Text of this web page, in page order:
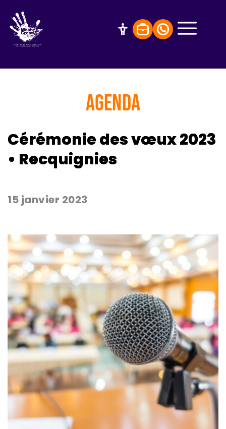
AGENDA
Cérémonie des vœux 2023
• Recquignies
15 janvier 2023